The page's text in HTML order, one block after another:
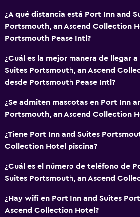
Salud y seguridad
Cámaras CCTV en el exterior
Seguridad las 24 horas
Botiquín de primeros auxilios
Lavandería
Lavandería
Servicios de lavandería/tintorería
Plancha y tabla de planchar
Estacionamiento y transporte
Estacionamiento gratuito
¿A qué distancia está Port Inn and
Portsmouth, an Ascend Collection
Portsmouth Pease Intl?
¿Cuál es la mejor manera de llegar a
Suites Portsmouth, an Ascend
desde Portsmouth Pease Intl?
¿Se admiten mascotas en Port Inn
Portsmouth, an Ascend Collection
¿Tiene Port Inn and Suites
Collection Hotel piscina?
¿Cuál es el número de teléfono de
Suites Portsmouth, an Ascend
¿Hay wifi en Port Inn and Suites
Ascend Collection Hotel?